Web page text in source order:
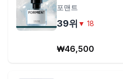
포맨트
39위 ▼ 18
₩46,500